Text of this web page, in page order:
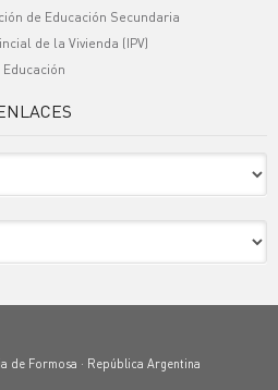
de Educación Secundaria
de la Vivienda (IPV)
Educación
de Formosa · República Argentina